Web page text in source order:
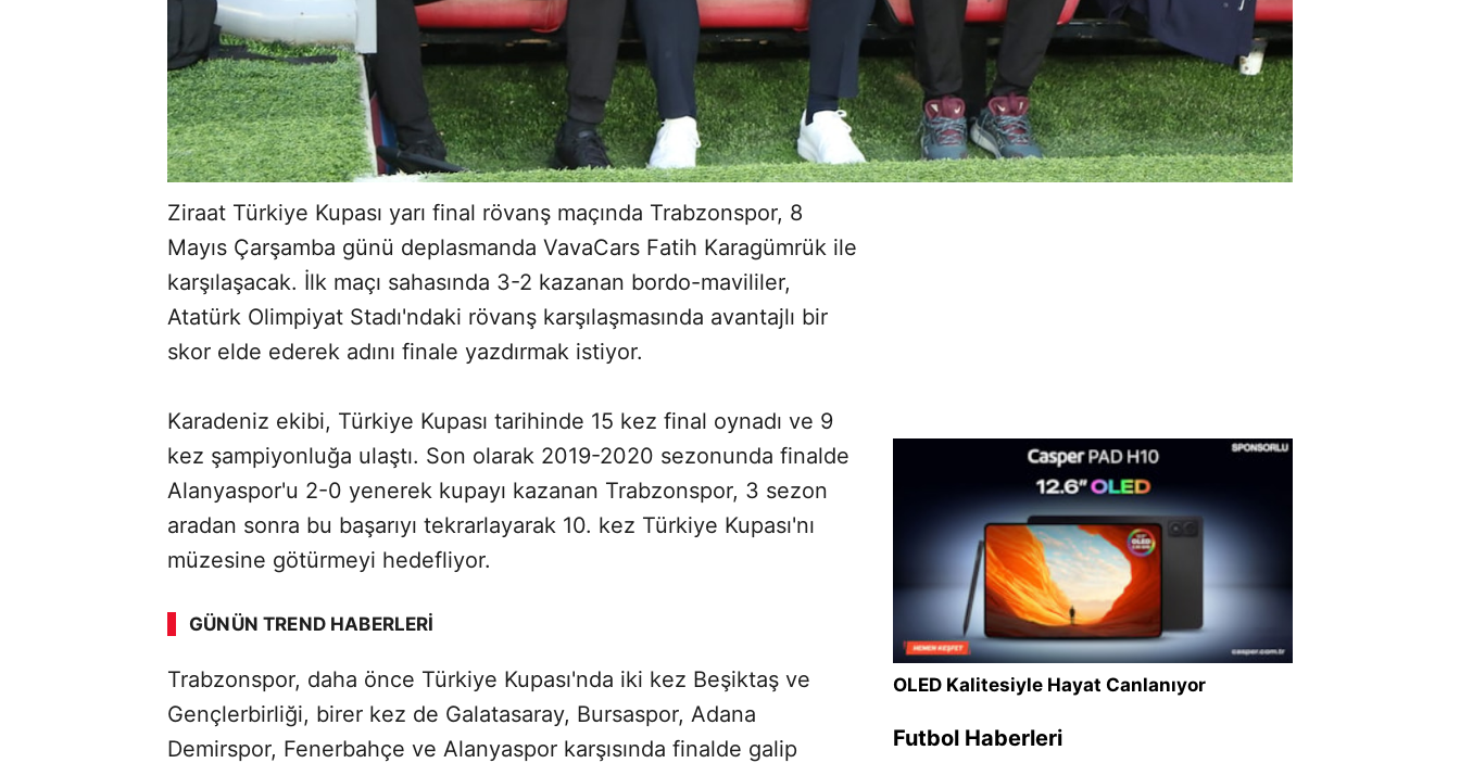
Ziraat Türkiye Kupası yarı final rövanş maçında Trabzonspor, 8
Mayıs Çarşamba günü deplasmanda VavaCars Fatih Karagümrük ile
karşılaşacak. İlk maçı sahasında 3-2 kazanan bordo-mavililer,
Atatürk Olimpiyat Stadı'ndaki rövanş karşılaşmasında avantajlı bir
skor elde ederek adını finale yazdırmak istiyor.
Karadeniz ekibi, Türkiye Kupası tarihinde 15 kez final oynadı ve 9
kez şampiyonluğa ulaştı. Son olarak 2019-2020 sezonunda finalde
Alanyaspor'u 2-0 yenerek kupayı kazanan Trabzonspor, 3 sezon
aradan sonra bu başarıyı tekrarlayarak 10. kez Türkiye Kupası'nı
müzesine götürmeyi hedefliyor.
GÜNÜN TREND HABERLERI
SÖZCÜ SON DAKİKA
Trabzonspor, daha önce Türkiye Kupası'nda iki kez Beşiktaş ve
Gençlerbirliği, birer kez de Galatasaray, Bursaspor, Adana
Demirspor, Fenerbahçe ve Alanyaspor karşısında finalde galip
OLED Kalitesiyle Hayat Canlanıyor
Futbol Haberleri